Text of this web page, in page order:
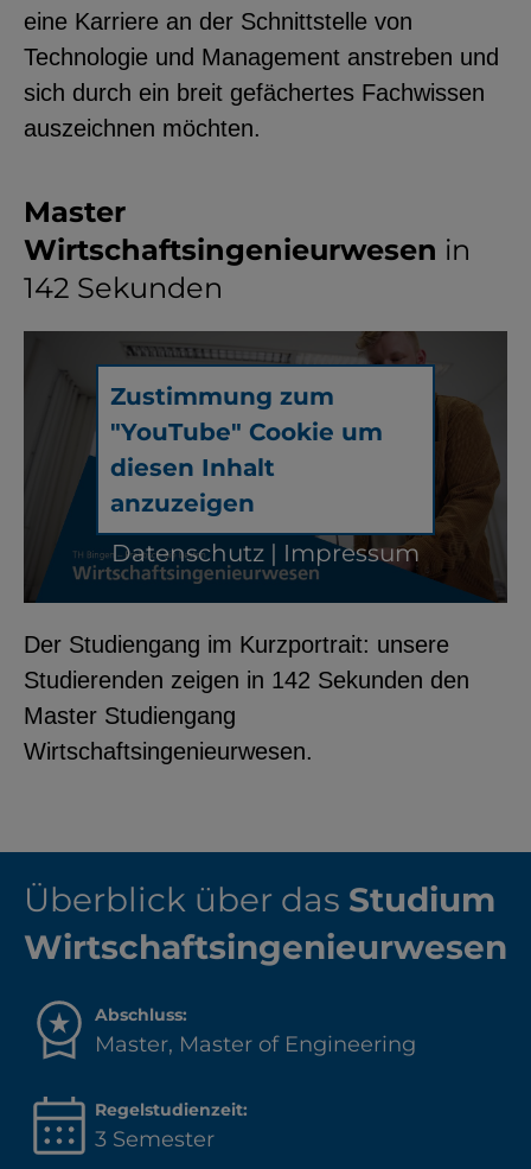
eine Karriere an der Schnittstelle von
Technologie und Management anstreben und
sich durch ein breit gefächertes Fachwissen
auszeichnen möchten.
Master
Wirtschaftsingenieurwesen in
142 Sekunden
Zustimmung zum
"YouTube" Cookie um
diesen Inhalt
anzuzeigen
Datenschutz | Impressum
Der Studiengang im Kurzportrait: unsere
Studierenden zeigen in 142 Sekunden den
Master Studiengang
Wirtschaftsingenieurwesen.
Überblick über das Studium
Wirtschaftsingenieurwesen
Abschluss:
Master, Master of Engineering
Regelstudienzeit:
3 Semester